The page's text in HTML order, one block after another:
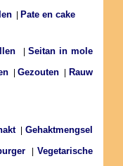
Pate en cake
|Seitan in mole
|Gezouten
Rauw
|Gehaktmengsel
|Vegetarische